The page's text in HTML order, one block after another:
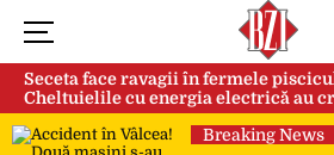
Seceta face ravagii în fermele
Cheltuielile cu energia electrică au
acesta e mai grav din cauza
Breaking News